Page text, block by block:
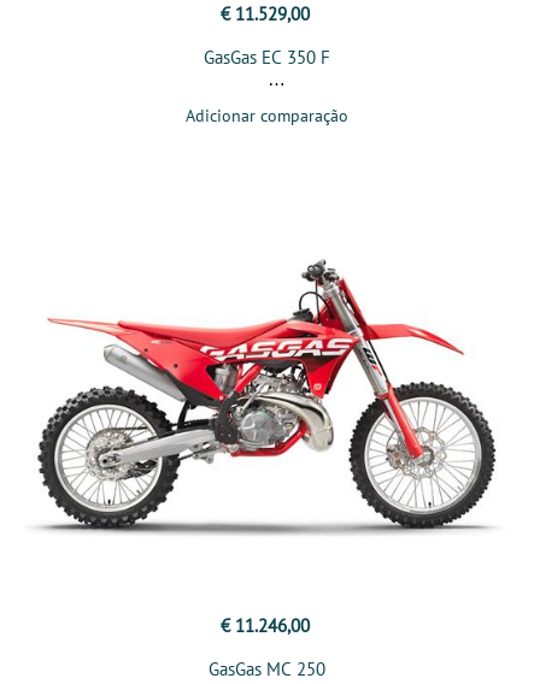
€ 11.529,00
GasGas EC 350 F
Adicionar comparação
€ 11.246,00
GasGas MC 250